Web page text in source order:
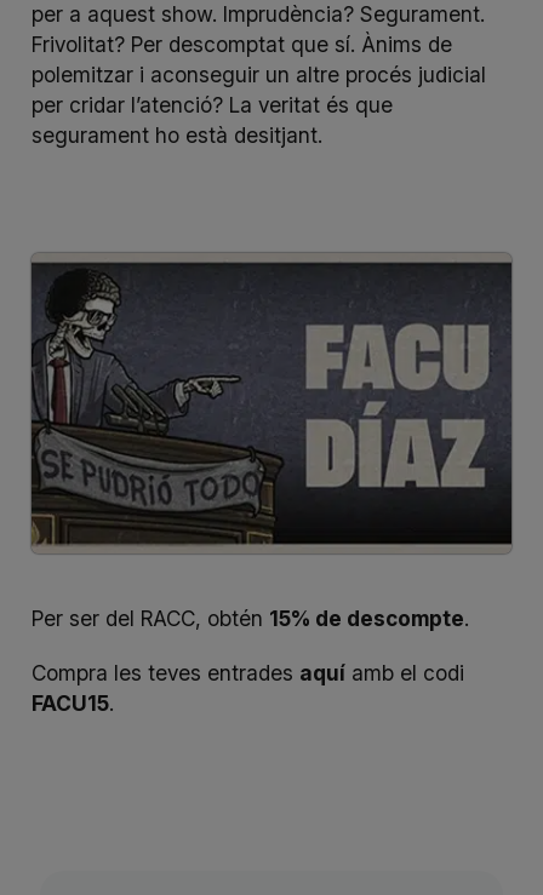
per a aquest show. Imprudència? Segurament.
Frivolitat? Per descomptat que sí. Ànims de
polemitzar i aconseguir un altre procés judicial
per cridar l’atenció? La veritat és que
segurament ho està desitjant.
Per ser del RACC, obtén 15% de descompte.
Compra les teves entrades aquíamb el codi
FACU15.